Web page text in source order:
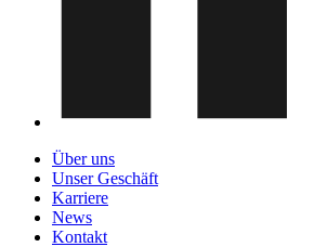
Über uns
Unser Geschäft
Karriere
News
Kontakt